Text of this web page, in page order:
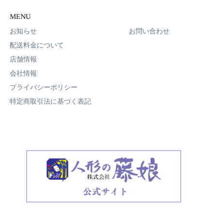
MENU
お知らせ
配送料金について
店舗情報
会社情報
プライバシーポリシー
特定商取引法に基づく表記
お問い合わせ